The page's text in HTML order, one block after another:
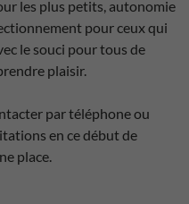
les plus petits, autonomie
pour ceux qui
le souci pour tous de
plaisir.
par téléphone ou
en ce début de
place.